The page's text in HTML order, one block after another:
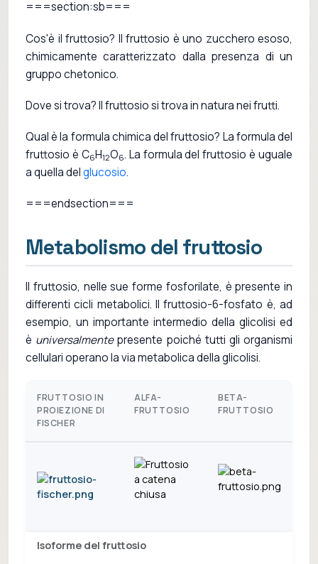
===section:sb===
Cos'è il fruttosio? Il fruttosio è uno zucchero esoso,
chimicamente caratterizzato dalla presenza di un
gruppo chetonico.
Dove si trova? Il fruttosio si trova in natura nei frutti.
Qual è la formula chimica del fruttosio? La formula del
fruttosio è C6H12O6. La formula del fruttosio è uguale
a quella delglucosio.
===endsection===
Metabolismo del fruttosio
Il fruttosio, nelle sue forme fosforilate, è presente in
differenti cicli metabolici. Il fruttosio-6-fosfato è, ad
esempio, un importante intermedio della glicolisi ed
è universalmentepresente poiché tutti gli organismi
cellulari operano la via metabolica della glicolisi.
Isoforme del fruttosio
FRUTTOSIO IN
PROIEZIONE DI
FISCHER
ALFA-
FRUTTOSIO
BETA-
FRUTTOSIO